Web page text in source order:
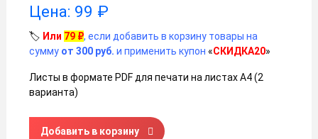
Цена: 99 ₽
🏷️ Или 79 ₽, если добавить в корзину товары на
сумму от 300 руб. и применить купон «СКИДКА20»
Листы в формате PDF для печати на листах А4 (2
варианта)
Количество товара Шаблон рабочей тетради на тему
Добавить в корзину